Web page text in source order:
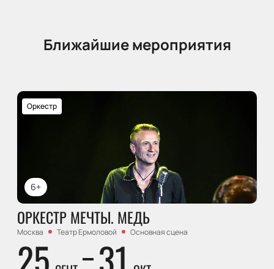
Ближайшие мероприятия
6+
Оркестр
ОРКЕСТР МЕЧТЫ. МЕДЬ
Москва Театр Ермоловой Основная сцена